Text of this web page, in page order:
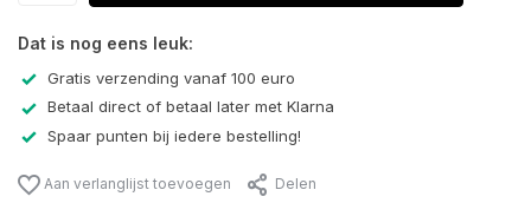
Dat is nog eens leuk:
Gratis verzending vanaf 100 euro
Betaal direct of betaal later met Klarna
Spaar punten bij iedere bestelling!
Aan verlanglijst toevoegen Delen